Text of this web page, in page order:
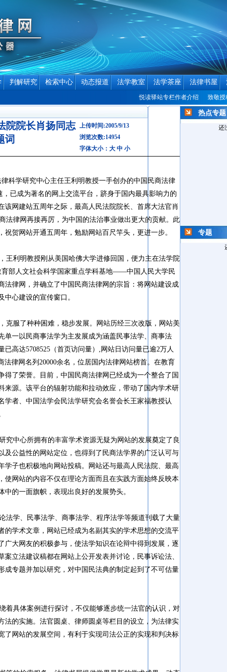
判解研究 检索中心 动态报道 法学教室 法学茶座 法律书屋
悦读驿站专栏作者介绍 致敬授权学
院院长肖扬同志
词
上传时间:2005/9/13
浏览次数:14954
字体大小： 大 中 小
科学研究中心主任王利明教授一手创办的中国民商法律
已成为著名的网上交流平台，跻身于国内最具影响力的
网建站五周年之际，最高人民法院院长、首席大法官肖
法律网再接再厉，为中国的法治事业做出更大的贡献。此
贺网站开通五周年，勉励网站百尺竿头，更进一步。
利明教授刚从美国哈佛大学进修回国，便力主在法学院
育部人文社会科学国家重点学科基地——中国人民大学民
律网，并确立了中国民商法律网的宗旨：将网站建设成
心建设的宣传窗口。
服了种种困难，稳步发展。网站历经三次改版，网站美
一以民商事法学为主发展成为涵盖民事法学、商事法
高达5708525（首页访问量）,网站日访问量已逾2万人
律网名列20000余名，位居国内法律网站榜首。在教育
了荣誉。目前，中国民商法律网已经成为一个整合了国
源。该平台的辐射功能和拉动效应，带动了国内学术研
者、中国法学会民法学研究会名誉会长王家福教授认
中心所拥有的丰富学术资源无疑为网站的发展奠定了良
公益性的网站定位，也得到了民商法学界的广泛认可与
子也积极地向网站投稿。网站还与最高人民法院、最高
网站的内容不仅在理论方面而且在实践方面始终反映本
的一面旗帜，表现出良好的发展势头。
学、民事法学、商事法学、程序法学等频道刊载了大量
的学术文章，网站已经成为名副其实的学术思想的交流平
大网友的积极参与，使法学知识在论辩中得到发展，逐
立法建议稿都在网站上公开发表并讨论，民事诉讼法、
专题并加以研究，对中国民法典的制定起到了不可估量
具体案例进行探讨，不仅能够逐步统一法官的认识，对
的实施。法官圆桌、律师圆桌等栏目的设立，为法律实
网站的发展空间，有利于实现司法公正的实现和判决标
热点专题
还
专题